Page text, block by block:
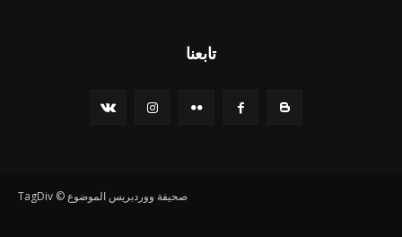
تابعنا
صحيفة ووردبريس الموضوع © TagDiv